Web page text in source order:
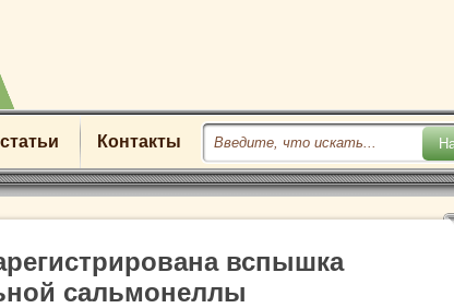
Контакты
вспышка
сальмонеллы